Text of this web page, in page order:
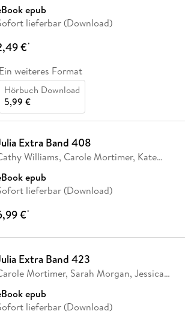
epub
lieferbar (Download)
€*
Ein weiteres Format
Hörbuch Download
5,99 €
Extra Band 408
Williams, Carole Mortimer, Kate
epub
lieferbar (Download)
€*
Extra Band 423
Mortimer, Sarah Morgan, Jessica
epub
lieferbar (Download)